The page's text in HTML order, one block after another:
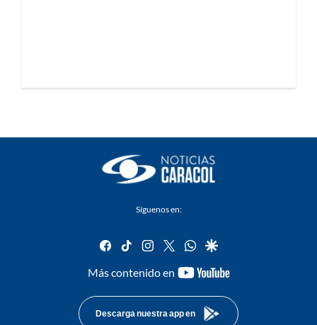
Síguenos en:
facebook
tiktok instagram
twitterwhatsapp
google
Más contenido en
youtube-
Descarga nuestra app en